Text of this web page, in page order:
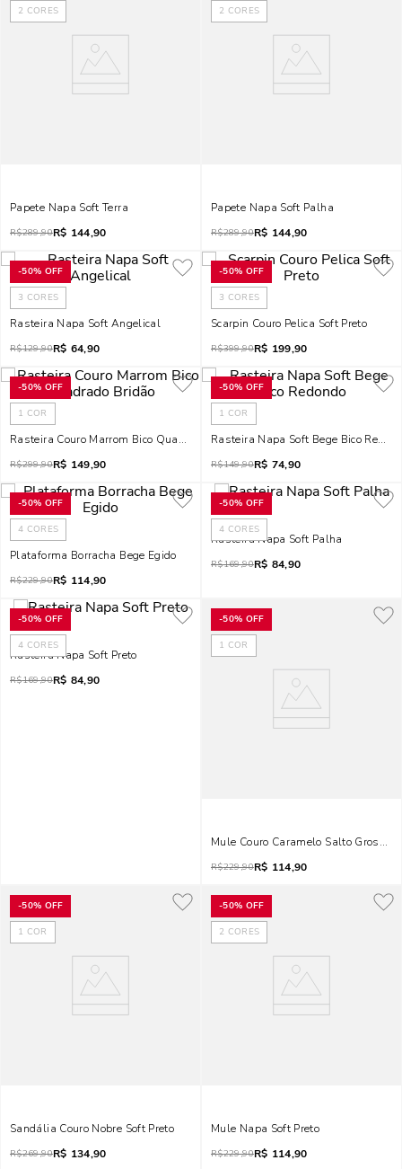
2 CORES
Papete Napa Soft Terra
R$289,90R$ 144,90
2 CORES
Papete Napa Soft Palha
R$289,90R$ 144,90
-50% OFF
3 CORES
Rasteira Napa Soft Angelical
R$129,90R$ 64,90
-50% OFF
3 CORES
Scarpin Couro Pelica Soft Preto
R$399,90R$ 199,90
-50% OFF
1 COR
Rasteira Couro Marrom Bico Quadrado Bridão
R$299,90R$ 149,90
-50% OFF
1 COR
Rasteira Napa Soft Bege Bico
R$149,90R$ 74,90
-50% OFF
4 CORES
Plataforma Borracha Bege Egido
R$229,90R$ 114,90
-50% OFF
4 CORES
Rasteira Napa Soft Palha
R$169,90R$ 84,90
-50% OFF
4 CORES
Rasteira Napa Soft Preto
R$169,90R$ 84,90
-50% OFF
1 COR
Mule Couro Caramelo Salto Grosso
R$229,90R$ 114,90
-50% OFF
1 COR
Sandália Couro Nobre Soft Preto
R$269,90R$ 134,90
-50% OFF
2 CORES
Mule Napa Soft Preto
R$229,90R$ 114,90